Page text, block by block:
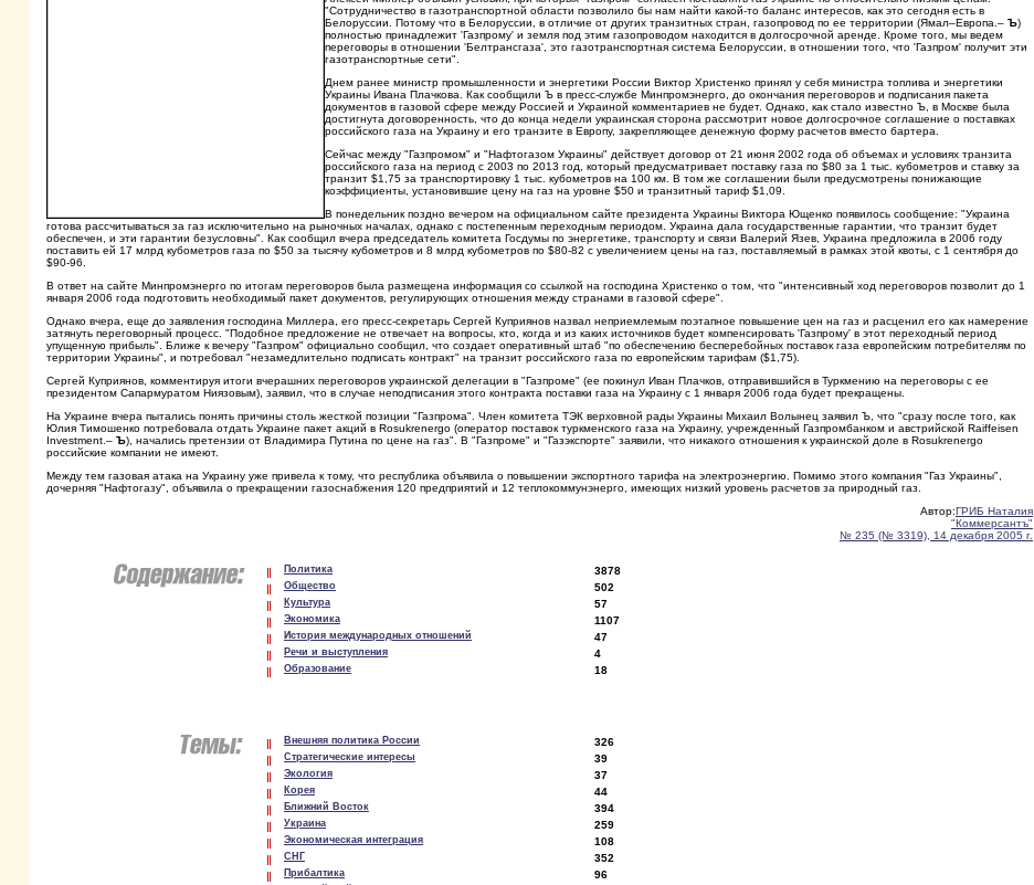
"Сотрудничество в газотранспортной области позволило бы нам найти какой-то баланс интересов, как это сегодня есть в
Белоруссии. Потому что в Белоруссии, в отличие от других транзитных стран, газопровод по ее территории (Ямал–Европа.– Ъ)
полностью принадлежит 'Газпрому' и земля под этим газопроводом находится в долгосрочной аренде. Кроме того, мы ведем
переговоры в отношении 'Белтрансгаза', это газотранспортная система Белоруссии, в отношении того, что 'Газпром' получит эти
газотранспортные сети".
Днем ранее министр промышленности и энергетики России Виктор Христенко принял у себя министра топлива и энергетики
Украины Ивана Плачкова. Как сообщили Ъ в пресс-службе Минпромэнерго, до окончания переговоров и подписания пакета
документов в газовой сфере между Россией и Украиной комментариев не будет. Однако, как стало известно Ъ, в Москве была
достигнута договоренность, что до конца недели украинская сторона рассмотрит новое долгосрочное соглашение о поставках
российского газа на Украину и его транзите в Европу, закрепляющее денежную форму расчетов вместо бартера.
Сейчас между "Газпромом" и "Нафтогазом Украины" действует договор от 21 июня 2002 года об объемах и условиях транзита
российского газа на период с 2003 по 2013 год, который предусматривает поставку газа по $80 за 1 тыс. кубометров и ставку за
транзит $1,75 за транспортировку 1 тыс. кубометров на 100 км. В том же соглашении были предусмотрены понижающие
коэффициенты, установившие цену на газ на уровне $50 и транзитный тариф $1,09.
В понедельник поздно вечером на официальном сайте президента Украины Виктора Ющенко появилось сообщение: "Украина
готова рассчитываться за газ исключительно на рыночных началах, однако с постепенным переходным периодом. Украина дала государственные гарантии, что транзит будет
обеспечен, и эти гарантии безусловны". Как сообщил вчера председатель комитета Госдумы по энергетике, транспорту и связи Валерий Язев, Украина предложила в 2006 году
поставить ей 17 млрд кубометров газа по $50 за тысячу кубометров и 8 млрд кубометров по $80-82 с увеличением цены на газ, поставляемый в рамках этой квоты, с 1 сентября до
$90-96.
В ответ на сайте Минпромэнерго по итогам переговоров была размещена информация со ссылкой на господина Христенко о том, что "интенсивный ход переговоров позволит до 1
января 2006 года подготовить необходимый пакет документов, регулирующих отношения между странами в газовой сфере".
Однако вчера, еще до заявления господина Миллера, его пресс-секретарь Сергей Куприянов назвал неприемлемым поэтапное повышение цен на газ и расценил его как намерение
затянуть переговорный процесс. "Подобное предложение не отвечает на вопросы, кто, когда и из каких источников будет компенсировать 'Газпрому' в этот переходный период
упущенную прибыль". Ближе к вечеру "Газпром" официально сообщил, что создает оперативный штаб "по обеспечению бесперебойных поставок газа европейским потребителям по
территории Украины", и потребовал "незамедлительно подписать контракт" на транзит российского газа по европейским тарифам ($1,75).
Сергей Куприянов, комментируя итоги вчерашних переговоров украинской делегации в "Газпроме" (ее покинул Иван Плачков, отправившийся в Туркмению на переговоры с ее
президентом Сапармуратом Ниязовым), заявил, что в случае неподписания этого контракта поставки газа на Украину с 1 января 2006 года будет прекращены.
На Украине вчера пытались понять причины столь жесткой позиции "Газпрома". Член комитета ТЭК верховной рады Украины Михаил Волынец заявил Ъ, что "сразу после того, как
Юлия Тимошенко потребовала отдать Украине пакет акций в Rosukrenergo (оператор поставок туркменского газа на Украину, учрежденный Газпромбанком и австрийской Raiffeisen
Investment.– Ъ), начались претензии от Владимира Путина по цене на газ". В "Газпроме" и "Газэкспорте" заявили, что никакого отношения к украинской доле в Rosukrenergo
российские компании не имеют.
Между тем газовая атака на Украину уже привела к тому, что республика объявила о повышении экспортного тарифа на электроэнергию. Помимо этого компания "Газ Украины",
дочерняя "Нафтогазу", объявила о прекращении газоснабжения 120 предприятий и 12 теплокоммунэнерго, имеющих низкий уровень расчетов за природный газ.
Автор:ГРИБ Наталия
"Коммерсантъ"
№ 235 (№ 3319), 14 декабря 2005 г.
Политика 3878
Общество 502
Культура 57
Экономика 1107
История международных отношений 47
Речи и выступления 4
Образование 18
Внешняя политика России 326
Стратегические интересы 39
Экология 37
Корея 44
Ближний Восток 394
Украина 259
Экономическая интеграция 108
СНГ 352
Прибалтика 96